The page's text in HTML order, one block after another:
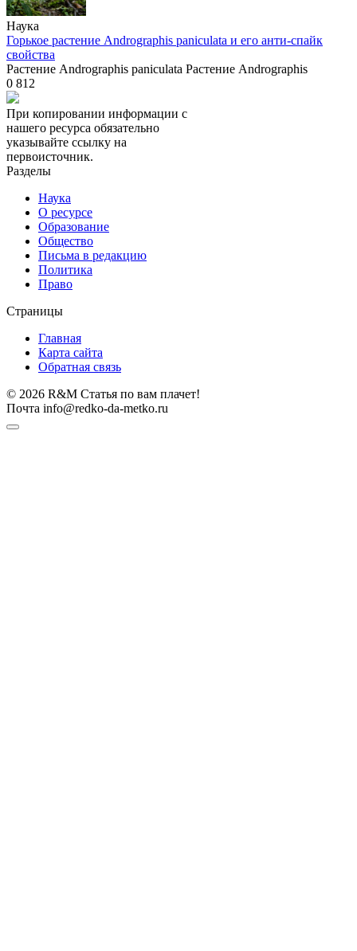
Наука
Горькое растение Andrographis paniculata и его анти-спайк
свойства
Растение Andrographis paniculata Растение Andrographis
0 812
При копировании информации с
нашего ресурса обязательно
указывайте ссылку на
первоисточник.
Разделы
Наука
О ресурсе
Образование
Общество
Письма в редакцию
Политика
Право
Страницы
Главная
Карта сайта
Обратная связь
© 2026 R&M Статья по вам плачет!
Почта info@redko-da-metko.ru